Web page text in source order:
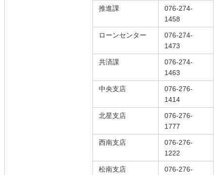
推進課
076-274-
1458
ローンセンター
076-274-
1473
共済課
076-274-
1463
中央支店
076-276-
1414
北星支店
076-276-
1777
西南支店
076-276-
1222
松南支店
076-276-